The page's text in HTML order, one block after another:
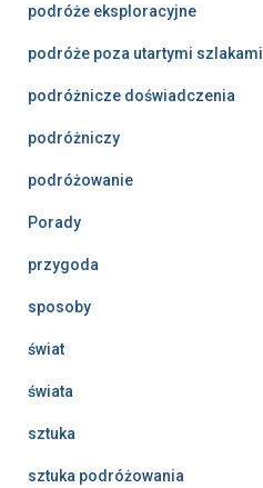
podróże eksploracyjne
podróże poza utartymi szlakami
podróżnicze doświadczenia
podróżniczy
podróżowanie
Porady
przygoda
sposoby
świat
świata
sztuka
sztuka podróżowania